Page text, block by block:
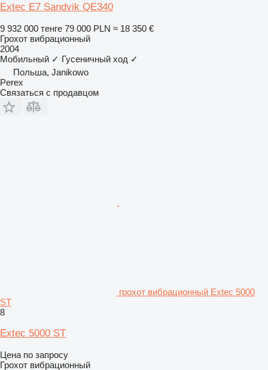
Extec E7 Sandvik QE340
9 932 000 тенге 79 000 PLN ≈ 18 350 €
Грохот вибрационный
2004
Мобильный ✓ Гусеничный ход ✓
Польша, Janikowo
Perex
Связаться с продавцом
грохот вибрационный Extec 5000
ST
8
Extec 5000 ST
Цена по запросу
Грохот вибрационный